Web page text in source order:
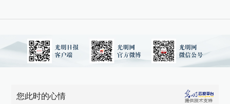
您此时的心情